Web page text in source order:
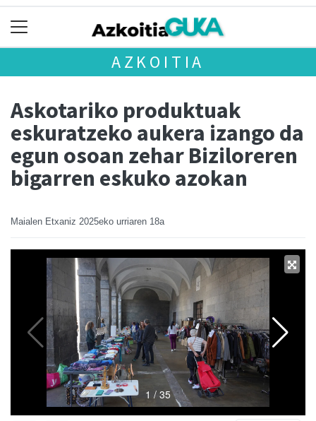
AZKOITIA
Askotariko produktuak
eskuratzeko aukera izango da
egun osoan zehar Biziloreren
bigarren eskuko azokan
Maialen Etxaniz 2025eko urriaren 18a